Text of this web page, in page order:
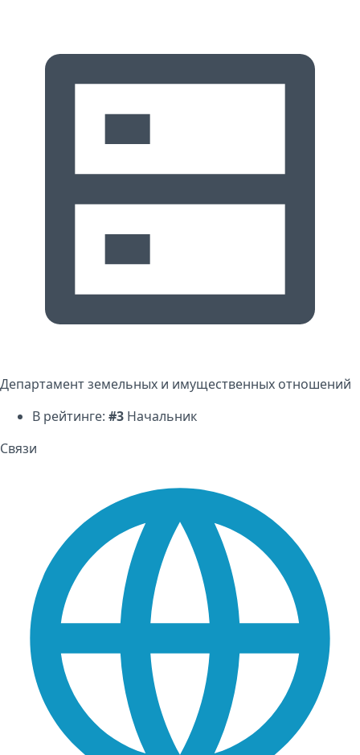
Департамент земельных и имущественных отношений
В рейтинге: #3 Начальник
Связи